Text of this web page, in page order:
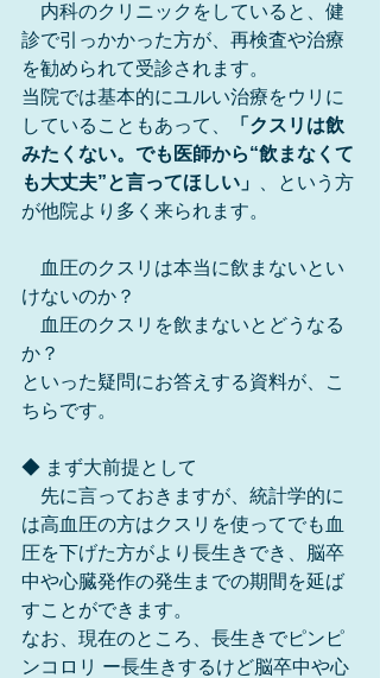
内科のクリニックをしていると、健
診で引っかかった方が、再検査や治療
を勧められて受診されます。
当院では基本的にユルい治療をウリに
していることもあって、
「クスリは飲
みたくない。でも医師から“飲まなくて
も大丈夫”と言ってほしい」
、という方
が他院より多く来られます。
血圧のクスリは本当に飲まないとい
けないのか？
血圧のクスリを飲まないとどうなる
か？
といった疑問にお答えする資料が、こ
ちらです。
◆ まず大前提として
先に言っておきますが、統計学的に
は高血圧の方はクスリを使ってでも血
圧を下げた方がより長生きでき、脳卒
中や心臓発作の発生までの期間を延ば
すことができます。
なお、現在のところ、長生きでピンピ
ンコロリ ー長生きするけど脳卒中や心